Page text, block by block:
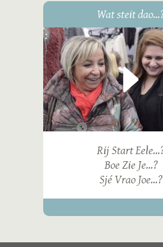
Wat steit
Rij Start
Boe Zie Je...?
Sjé Vrao Joe...?